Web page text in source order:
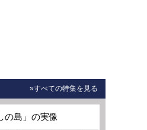
»すべての特集を見る
の島」の実像